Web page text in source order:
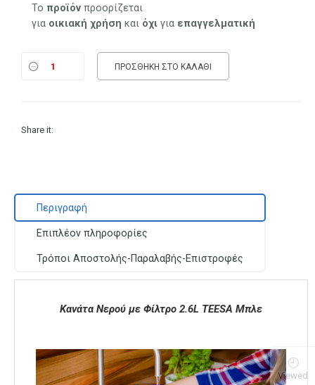
20.90 €.
Το προϊόν προορίζεται
για οικιακή χρήση και όχι για επαγγελματική
ΠΡΟΣΘΉΚΗ ΣΤΟ ΚΑΛΆΘΙ
Share it:
Περιγραφή
Επιπλέον πληροφορίες
Τρόποι Αποστολής-Παραλαβής-Επιστροφές
Κανάτα Νερού με Φίλτρο 2.6L TEESA Μπλε
Viewed